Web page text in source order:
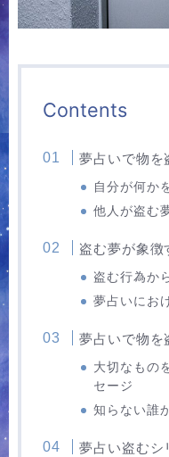
Contents
夢占いで物を
自分が何か
他人が盗む
盗む夢が象徴
盗む行為か
夢占いにお
夢占いで物を
大切なもの
セージ
知らない誰
夢占い盗むシ